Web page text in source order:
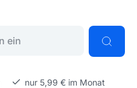
nur 5,99 € im Monat